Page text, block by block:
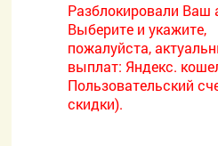
Разблокировали Ваш
Выберите и укажите,
пожалуйста,
выплат: Яндекс.
Пользовательский
скидки).